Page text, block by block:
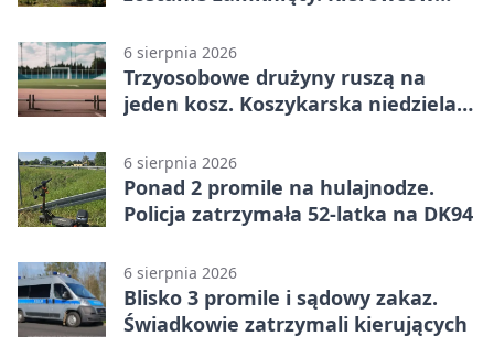
6 sierpnia 2026
Trzyosobowe drużyny ruszą na
jeden kosz. Koszykarska niedziela
6 sierpnia 2026
Ponad 2 promile na hulajnodze.
Policja zatrzymała 52-latka na DK94
6 sierpnia 2026
Blisko 3 promile i sądowy zakaz.
Świadkowie zatrzymali kierujących